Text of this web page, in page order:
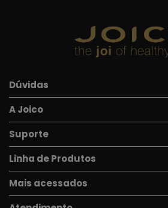
Dúvidas
A Joico
Suporte
Linha de Produtos
Mais acessados